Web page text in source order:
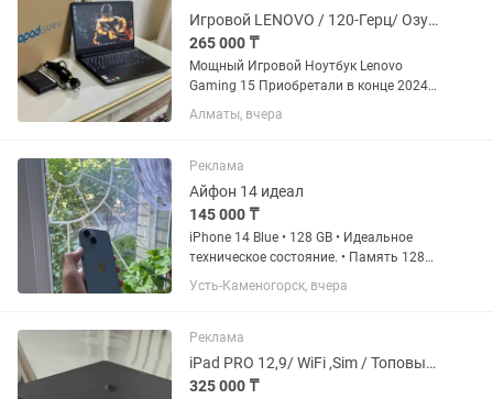
Игровой LENOVO / 120-Герц/ Озу-16/RTX-3050/ Gaming
265 000 ₸
Мощный Игровой Ноутбук Lenovo
Gaming 15 Приобретали в конце 2024г.
Пользовались бережно и аккуратно.
Состояние Идеал . 120Герц Экран (15,6
Алматы, вчера
Реклама
Айфон 14 идеал
145 000 ₸
iPhone 14 Blue • 128 GB • Идеальное
техническое состояние. • Память 128
ГБ. • Аккумулятор 77%. • Ничего не
менялось, всё родное. • Face ID, True
идеально. • По корпусу...
Усть-Каменогорск, вчера
Реклама
iPad PRO 12,9/ WiFi ,Sim / Топовый Айпад / В Идеале
325 000 ₸